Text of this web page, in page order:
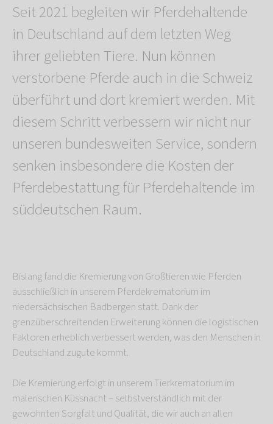
Seit 2021 begleiten wir Pferdehaltende
in Deutschland auf dem letzten Weg
ihrer geliebten Tiere. Nun können
verstorbene Pferde auch in die Schweiz
überführt und dort kremiert werden. Mit
diesem Schritt verbessern wir nicht nur
unseren bundesweiten Service, sondern
senken insbesondere die Kosten der
Pferdebestattung für Pferdehaltende im
süddeutschen Raum.
Bislang fand die Kremierung von Großtieren wie Pferden
ausschließlich in unserem Pferdekrematorium im
niedersächsischen Badbergen statt. Dank der
grenzüberschreitenden Erweiterung können die logistischen
Faktoren erheblich verbessert werden, was den Menschen in
Deutschland zugute kommt.
Die Kremierung erfolgt in unserem Tierkrematorium im
malerischen Küssnacht – selbstverständlich mit der
gewohnten Sorgfalt und Qualität, die wir auch an allen